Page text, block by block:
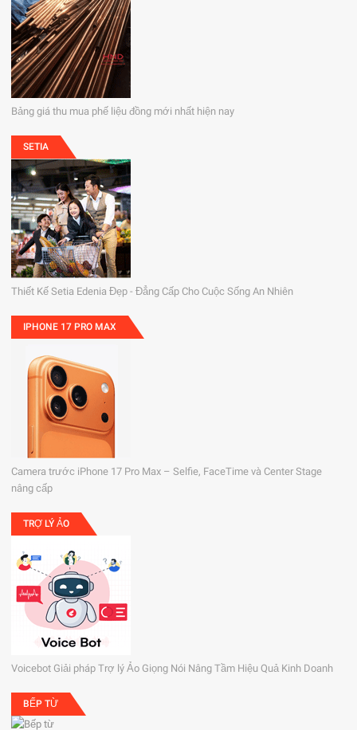
Bảng giá thu mua phế liệu đồng mới nhất hiện nay
SETIA
Thiết Kế Setia Edenia Đẹp - Đẳng Cấp Cho Cuộc Sống An Nhiên
IPHONE 17 PRO MAX
Camera trước iPhone 17 Pro Max – Selfie, FaceTime và Center Stage
nâng cấp
TRỢ LÝ ẢO
Voicebot Giải pháp Trợ lý Ảo Giọng Nói Nâng Tầm Hiệu Quả Kinh Doanh
BẾP TỪ